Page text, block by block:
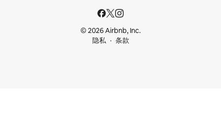
© 2026 Airbnb, Inc.
隐私
条款